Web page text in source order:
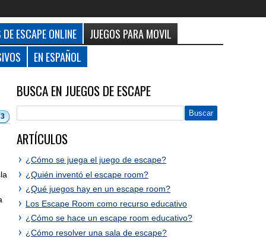
ESCAPE ONLINE
JUEGOS PARA MOVIL
EN ESPAÑOL
BUSCA EN JUEGOS DE ESCAPE
ARTÍCULOS
¿Cómo se juega el juego de escape?
¿Quién inventó el escape room?
¿Qué juegos hay en un escape room?
Los Escape Room como recurso educativo
¿Cómo se hace un escape room educativo?
¿Cómo resolver una sala de escape?